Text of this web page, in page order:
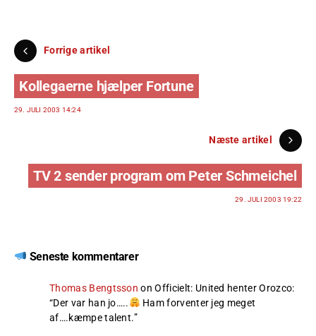
Forrige artikel
Kollegaerne hjælper Fortune
29. JULI 2003 14:24
Næste artikel
TV 2 sender program om Peter Schmeichel
29. JULI 2003 19:22
Seneste kommentarer
Thomas Bengtsson onOfficielt: United henter Orozco:
“Der var han jo…..
Ham forventer jeg meget
af….kæmpe talent.”